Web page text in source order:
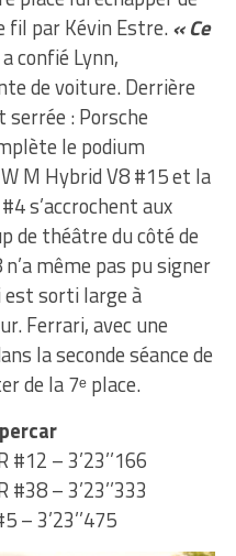
fil par Kévin Estre.« Ce
confié Lynn,
de voiture. Derrière
: Porsche
le podium
M Hybrid V8 #15 et la
s’accrochent aux
de théâtre du côté de
même pas pu signer
est sorti large à
Ferrari, avec une
la seconde séance de
de la 7ᵉ place.
#12 – 3’23’’166
#38 – 3’23’’333
– 3’23’’475